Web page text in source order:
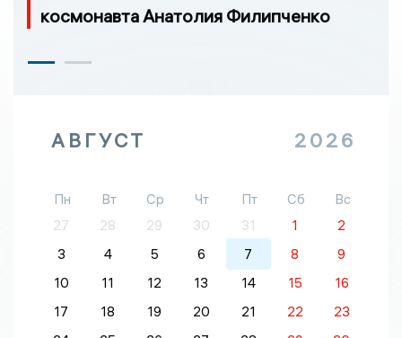
космонавта Анатолия Филипченко
АВГУСТ 2026
Пн Вт Ср Чт Пт Сб
Вс
27
28 29 30 31 1
2
3
4 5 6 7 8
9
10
11 12 13 14 15
16
17
18 19 20 21 22
23